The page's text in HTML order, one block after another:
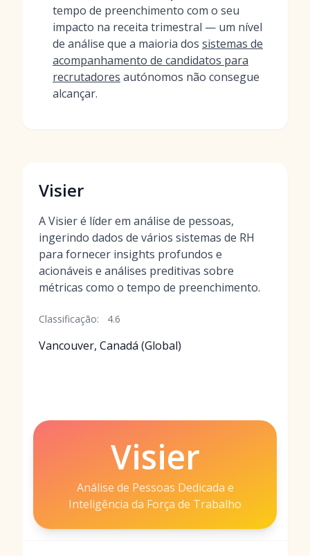
tempo de preenchimento com o seu
impacto na receita trimestral — um nível
de análise que a maioria dos sistemas de
acompanhamento de candidatos para
recrutadores autónomos não consegue
alcançar.
Visier
A Visier é líder em análise de pessoas,
ingerindo dados de vários sistemas de RH
para fornecer insights profundos e
acionáveis e análises preditivas sobre
métricas como o tempo de preenchimento.
Classificação: 4.6
Vancouver, Canadá (Global)
Visier
Análise de Pessoas Dedicada e
Inteligência da Força de Trabalho